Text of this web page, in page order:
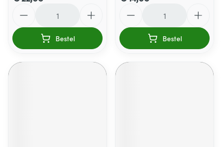
Bestel Bestel